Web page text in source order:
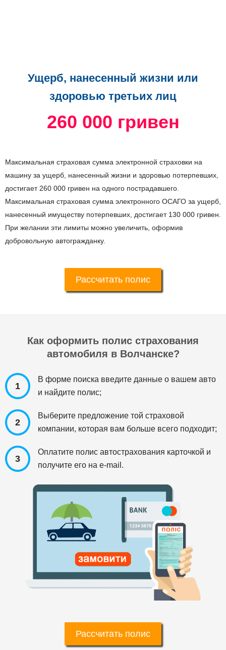
Ущерб, нанесенный жизни или
здоровью третьих лиц
260 000 гривен
Максимальная страховая сумма электронной страховки на
машину за ущерб, нанесенный жизни и здоровью потерпевших,
достигает 260 000 гривен на одного пострадавшего.
Максимальная страховая сумма электронного ОСАГО за ущерб,
нанесенный имуществу потерпевших, достигает 130 000 гривен.
При желании эти лимиты можно увеличить, оформив
добровольную автогражданку.
Рассчитать полис
Как оформить полис страхования
автомобиля в Волчанске?
1
В форме поиска введите данные о вашем авто
и найдите полис;
2
Выберите предложение той страховой
компании, которая вам больше всего подходит;
3
Оплатите полис автострахования карточкой и
получите его на e-mail.
Рассчитать полис